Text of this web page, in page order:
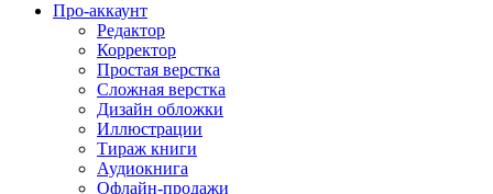
Про-аккаунт
Редактор
Корректор
Простая верстка
Сложная верстка
Дизайн обложки
Иллюстрации
Тираж книги
Аудиокнига
Офлайн-продажи